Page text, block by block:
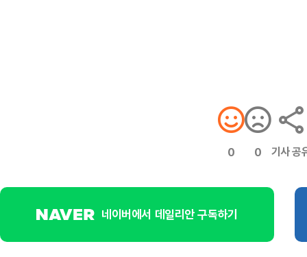
0 0 기사 공
네이버에서 데일리안 구독하기